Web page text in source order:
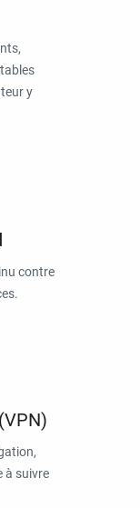
y
contre
à suivre